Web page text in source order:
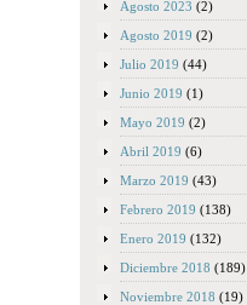
Agosto 2023 (2)
Agosto 2019 (2)
Julio 2019 (44)
Junio 2019 (1)
Mayo 2019 (2)
Abril 2019 (6)
Marzo 2019 (43)
Febrero 2019 (138)
Enero 2019 (132)
Diciembre 2018 (189)
Noviembre 2018 (19)